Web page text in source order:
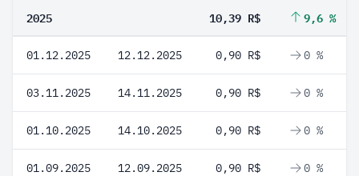
2025 10,39 R$ 9,6 %
01.12.2025 12.12.2025 0,90 R$ 0 %
03.11.2025 14.11.2025 0,90 R$ 0 %
01.10.2025 14.10.2025 0,90 R$ 0 %
01.09.2025 12.09.2025 0,90 R$ 0 %